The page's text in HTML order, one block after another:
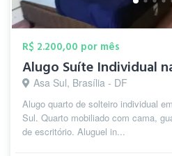
R$ 2.200,00 por mês
Alugo Suíte Individual
Asa Sul, Brasília - DF
Alugo quarto de solteiro individual
Sul. Quarto mobiliado com cama,
de escritório. Aluguel in...